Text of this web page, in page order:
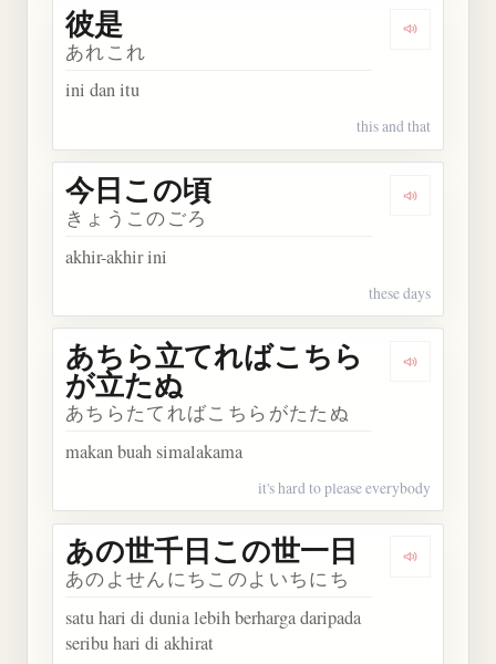
Dengarkan
彼是
あれこれ
ini dan itu
this and that
Dengarkan
今日この頃
きょうこのごろ
akhir-akhir ini
these days
あちら立てればこちら
が立たぬ
あちらたてればこちらがたたぬ
makan buah simalakama
it's hard to please everybody
Dengarkan
あの世千日この世一日
あのよせんにちこのよいちにち
satu hari di dunia lebih berharga daripada
seribu hari di akhirat